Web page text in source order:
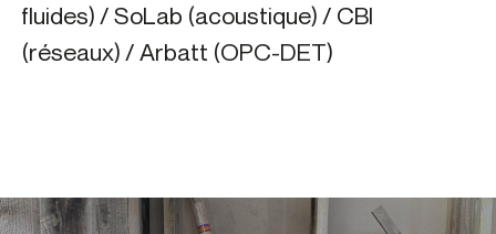
fluides) / SoLab (acoustique) / CBI
(réseaux) / Arbatt (OPC-DET)